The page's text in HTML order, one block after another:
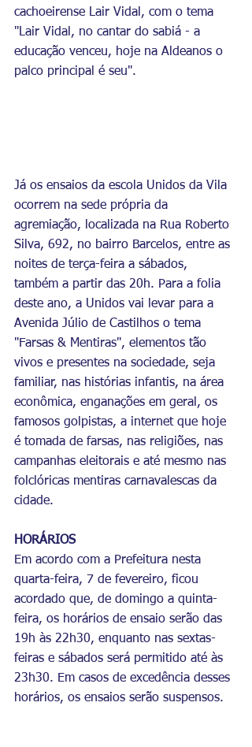
cachoeirense Lair Vidal, com o tema
"Lair Vidal, no cantar do sabiá - a
educação venceu, hoje na Aldeanos o
palco principal é seu".
Já os ensaios da escola Unidos da Vila
ocorrem na sede própria da
agremiação, localizada na Rua Roberto
Silva, 692, no bairro Barcelos, entre as
noites de terça-feira a sábados,
também a partir das 20h. Para a folia
deste ano, a Unidos vai levar para a
Avenida Júlio de Castilhos o tema
"Farsas & Mentiras", elementos tão
vivos e presentes na sociedade, seja
familiar, nas histórias infantis, na área
econômica, enganações em geral, os
famosos golpistas, a internet que hoje
é tomada de farsas, nas religiões, nas
campanhas eleitorais e até mesmo nas
folclóricas mentiras carnavalescas da
cidade.
HORÁRIOS
Em acordo com a Prefeitura nesta
quarta-feira, 7 de fevereiro, ficou
acordado que, de domingo a quinta-
feira, os horários de ensaio serão das
19h às 22h30, enquanto nas sextas-
feiras e sábados será permitido até às
23h30. Em casos de excedência desses
horários, os ensaios serão suspensos.